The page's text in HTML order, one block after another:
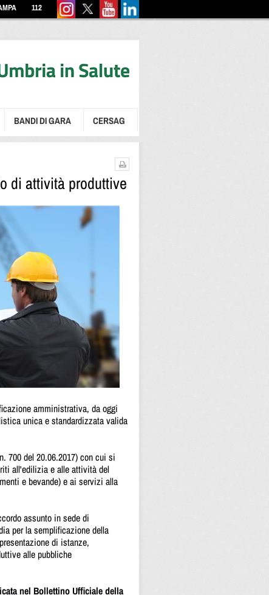
112
BANDI DI GARA CERSAG
di attività produttive
amministrativa, da oggi
unica e standardizzata valida
700 del 20.06.2017) con cui si
all'edilizia e alle attività del
e bevande) e ai servizi alla
assunto in sede di
per la semplificazione della
di istanze,
alle pubbliche
nel Bollettino Ufficiale della